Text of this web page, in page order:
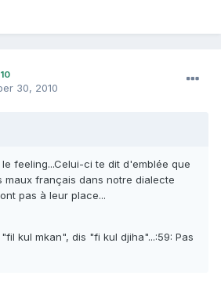
10
30, 2010
feeling...Celui-ci te dit d'emblée que
maux français dans notre dialecte
pas à leur place...
kul mkan", dis "fi kul djiha"...:59: Pas